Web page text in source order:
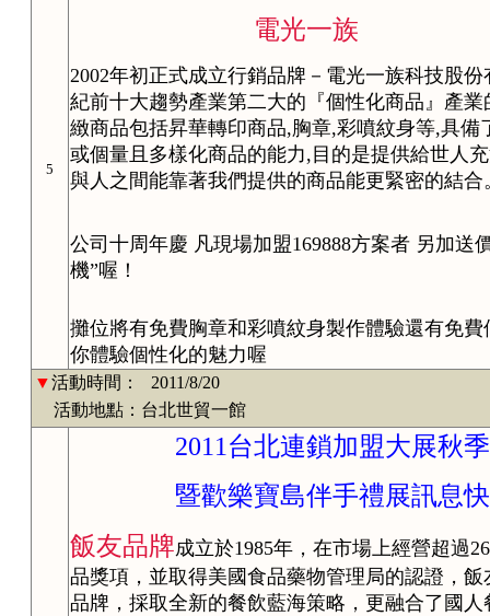
5
電光一族
2002年初正式成立行銷品牌－電光一族科技股
紀前十大趨勢產業第二大的『個性化商品』產
緻商品包括昇華轉印商品,胸章,彩噴紋身等,具
或個量且多樣化商品的能力,目的是提供給世人
與人之間能靠著我們提供的商品能更緊密的結合
公司十周年慶 凡現場加盟169888方案者 另加送
機”喔！
攤位將有免費胸章和彩噴紋身製作體驗還有免
你體驗個性化的魅力喔
▼活動時間：
2011/8/20
活動地點：台北世貿一館
2011台北連鎖加盟大展秋
暨歡樂寶島伴手禮展訊息快
飯友品牌成立於1985年，在市場上經營超過
品獎項，並取得美國食品藥物管理局的認證，飯
品牌，採取全新的餐飲藍海策略，更融合了國